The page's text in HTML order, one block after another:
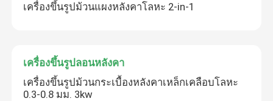
เครื่องขึ้นรูปม้วนแผงหลังคาโลหะ 2-in-1
เครื่องขึ้นรูปลอนหลังคา
เครื่องขึ้นรูปม้วนกระเบื้องหลังคาเหล็กเคลือบโลหะ
0.3-0.8 มม. 3kw